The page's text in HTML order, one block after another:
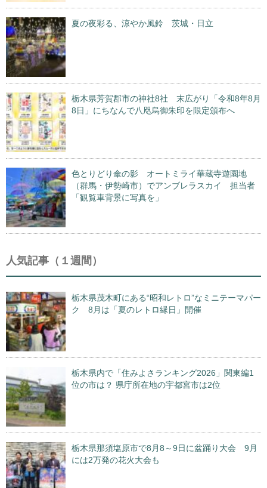
夏の夜彩る、涼やか風鈴 茨城・日立
栃木県芳賀郡市の神社8社 末広がり「令和8年8月
8日」にちなんで八咫烏御朱印を限定頒布へ
色とりどり傘の影 オートミライ華蔵寺遊園地
（群馬・伊勢崎市）でアンブレラスカイ 担当者
「観覧車背景に写真を」
人気記事（１週間）
栃木県茂木町にある“昭和レトロ”なミニテーマパー
ク 8月は「夏のレトロ縁日」開催
栃木県内で「住みよさランキング2026」関東編1
位の市は？ 県庁所在地の宇都宮市は2位
栃木県那須塩原市で8月8～9日に盆踊り大会 9月
には2万発の花火大会も